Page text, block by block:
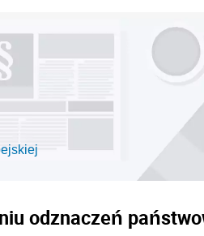
odznaczeń